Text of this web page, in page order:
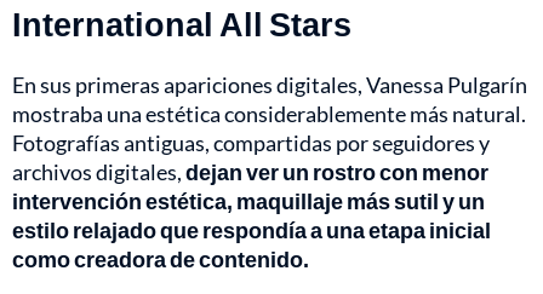
International All Stars
En sus primeras apariciones digitales, Vanessa Pulgarín
mostraba una estética considerablemente más natural.
Fotografías antiguas, compartidas por seguidores y
archivos digitales,dejan ver un rostro con menor
intervención estética, maquillaje más sutil y un
estilo relajado que respondía a una etapa inicial
como creadora de contenido.